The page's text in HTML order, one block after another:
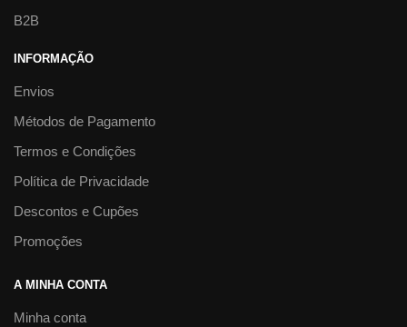
B2B
INFORMAÇÃO
Envios
Métodos de Pagamento
Termos e Condições
Política de Privacidade
Descontos e Cupões
Promoções
A MINHA CONTA
Minha conta